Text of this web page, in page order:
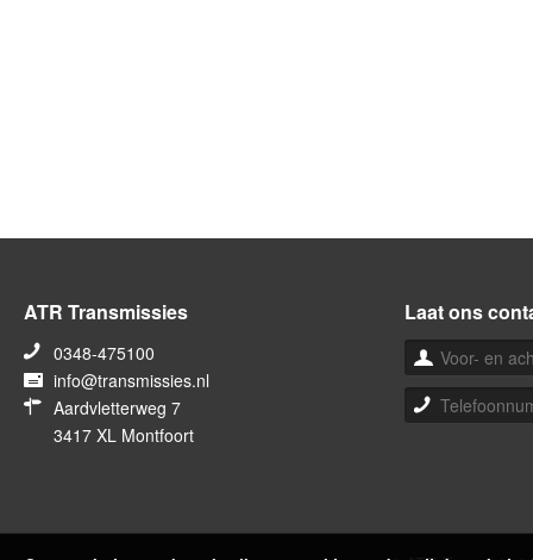
ATR Transmissies
0348-475100
info@transmissies.nl
Aardvletterweg 7
3417 XL Montfoort
Laat ons